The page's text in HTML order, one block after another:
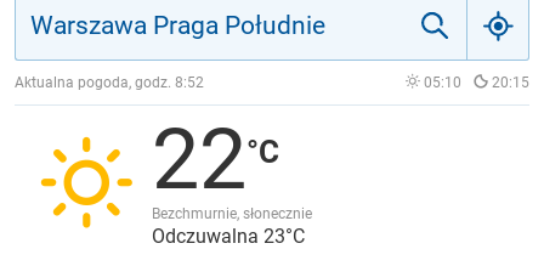
JAKOŚĆ POWIETRZA
Aktualna pogoda, godz. 8:52 05:10 20:15
22
Bezchmurnie, słonecznie
Odczuwalna 23°C